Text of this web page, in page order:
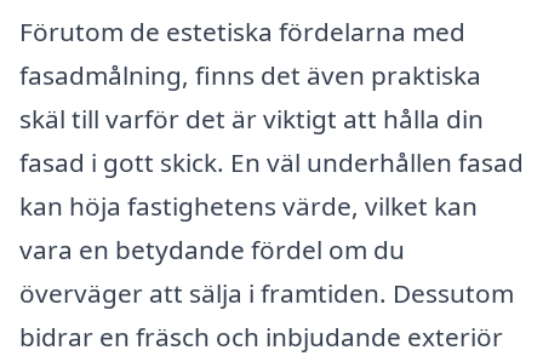
Förutom de estetiska fördelarna med
fasadmålning, finns det även praktiska
skäl till varför det är viktigt att hålla din
fasad i gott skick. En väl underhållen fasad
kan höja fastighetens värde, vilket kan
vara en betydande fördel om du
överväger att sälja i framtiden. Dessutom
bidrar en fräsch och inbjudande exteriör